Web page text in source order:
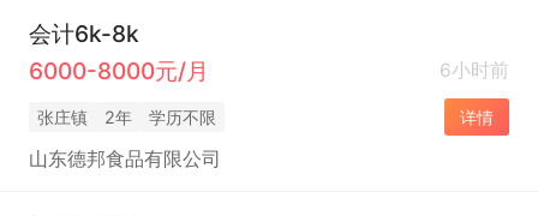
会计6k-8k
6000-8000元/月
6小时前
张庄镇 2年 学历不限 详情
山东德邦食品有限公司